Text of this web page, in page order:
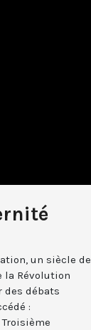
un siècle de
Révolution
des débats
: